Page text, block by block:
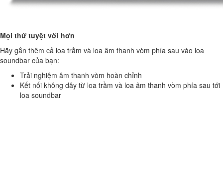
Mọi thứ tuyệt vời hơn
Hãy gắn thêm cả loa trầm và loa âm thanh vòm phía sau vào loa
soundbar của bạn:
Trải nghiệm âm thanh vòm hoàn chỉnh
Kết nối không dây từ loa trầm và loa âm thanh vòm phía sau tới
loa soundbar